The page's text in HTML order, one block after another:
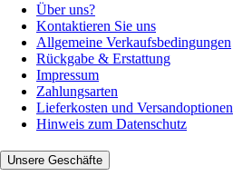
Über uns?
Kontaktieren Sie uns
Allgemeine Verkaufsbedingungen
Rückgabe & Erstattung
Impressum
Zahlungsarten
Lieferkosten und Versandoptionen
Hinweis zum Datenschutz
Unsere Geschäfte